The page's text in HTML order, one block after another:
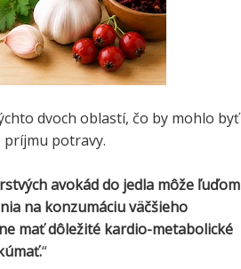
dvoch oblastí, čo by mohlo byť
príjmu potravy.
avokád do jedla môže ľuďom
na konzumáciu väčšieho
mať dôležité kardio-metabolické
“